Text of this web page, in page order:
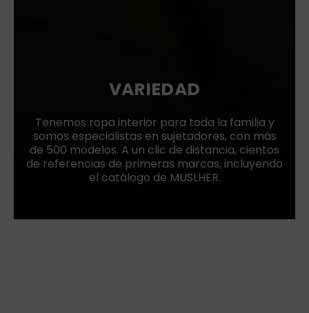
VARIEDAD
Tenemos ropa interior para toda la familia y
somos especialistas en sujetadores, con más
de 500 modelos. A un clic de distancia, cientos
de referencias de primeras marcas, incluyendo
el catálogo de MUSLHER.